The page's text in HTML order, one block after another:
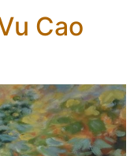
Cao